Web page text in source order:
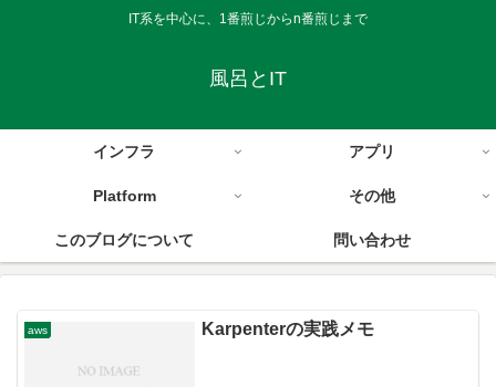
IT系を中心に、1番煎じからn番煎じまで
風呂とIT
インフラ アプリ
Platform その他
このブログについて 問い合わせ
aws Karpenterの実践メモ